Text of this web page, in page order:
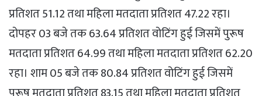
प्रतिशत 51.12 तथा महिला मतदाता प्रतिशत 47.22 रहा।
दोपहर 03 बजे तक 63.64 प्रतिशत वोटिंग हुई जिसमें पुरूष
मतदाता प्रतिशत 64.99 तथा महिला मतदाता प्रतिशत 62.20
रहा। शाम 05 बजे तक 80.84 प्रतिशत वोटिंग हुई जिसमें